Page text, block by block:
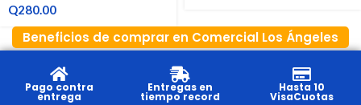
Q280.00
Beneficios de comprar en Comercial Los Ángeles
Pago contra
entrega
Entregas en
tiempo record
Hasta 10
VisaCuotas